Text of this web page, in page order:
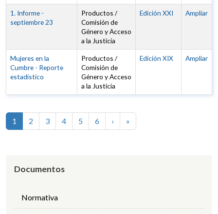
1. Informe -
septiembre 23
Productos /
Comisión de
Género y Acceso
a la Justicia
Edición XXI Ampliar
Mujeres en la
Cumbre - Reporte
estadístico
Productos /
Comisión de
Género y Acceso
a la Justicia
Edición XIX Ampliar
Paginación
1 2 3 4 5 6 › Siguiente página
»
Documentos
Normativa